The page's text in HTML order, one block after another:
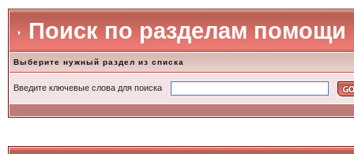
Поиск по разделам помощи
Выберите нужный раздел из списка
Введите ключевые слова для поиска